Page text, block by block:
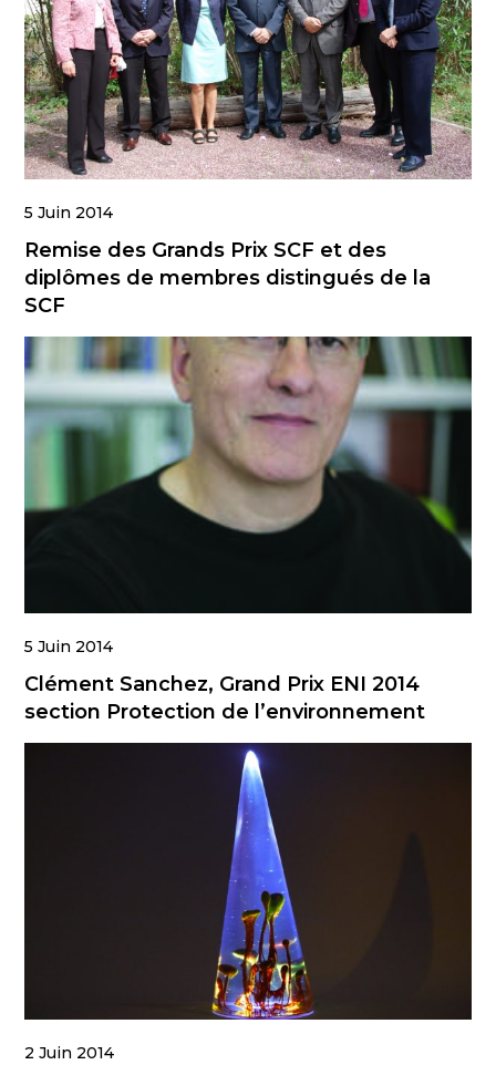
5 Juin 2014
Remise des Grands Prix SCF et des
diplômes de membres distingués de la
SCF
5 Juin 2014
Clément Sanchez, Grand Prix ENI 2014
section Protection de l’environnement
2 Juin 2014